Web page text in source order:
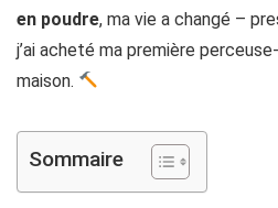
en poudre, ma vie a changé –
j’ai acheté ma première
maison.
Sommaire